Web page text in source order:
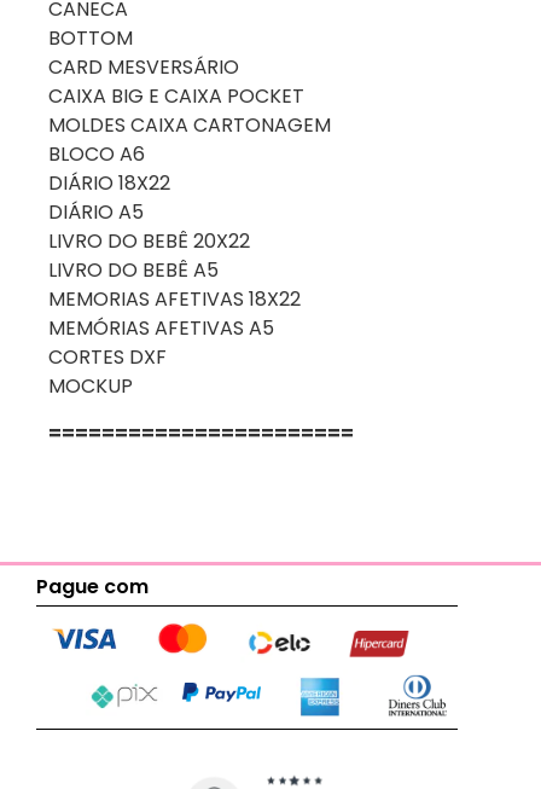
CANECA
BOTTOM
CARD MESVERSÁRIO
CAIXA BIG E CAIXA POCKET
MOLDES CAIXA CARTONAGEM
BLOCO A6
DIÁRIO 18X22
DIÁRIO A5
LIVRO DO BEBÊ 20X22
LIVRO DO BEBÊ A5
MEMORIAS AFETIVAS 18X22
MEMÓRIAS AFETIVAS A5
CORTES DXF
MOCKUP
=======================
Pague com